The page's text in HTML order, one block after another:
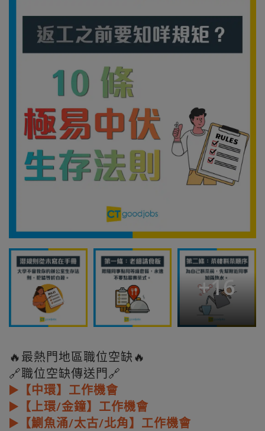
+16
🔥最熱門地區職位空缺🔥
🔗職位空缺傳送門🔗
▶️【中環】工作機會
▶️【上環/金鐘】工作機會
▶️【鰂魚涌/太古/北角】工作機會